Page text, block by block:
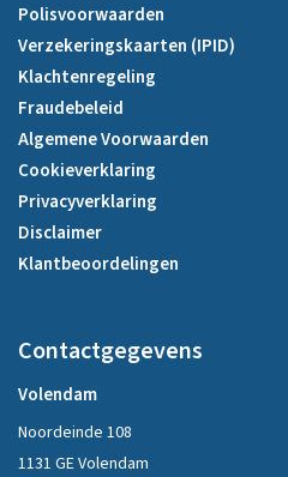
Polisvoorwaarden
Verzekeringskaarten (IPID)
Klachtenregeling
Fraudebeleid
Algemene Voorwaarden
Cookieverklaring
Privacyverklaring
Disclaimer
Klantbeoordelingen
Contactgegevens
Volendam
Noordeinde 108
1131 GE Volendam